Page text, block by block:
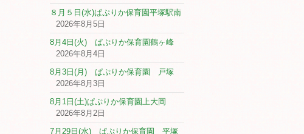
８月５日(水)ぱぷりか保育園平塚駅南
2026年8月5日
8月4日(火) ぱぷりか保育園鶴ヶ峰
2026年8月4日
8月3日(月) ぱぷりか保育園 戸塚
2026年8月3日
8月1日(土)ぱぷりか保育園上大岡
2026年8月2日
7月29日(水) ぱぷりか保育園 平塚